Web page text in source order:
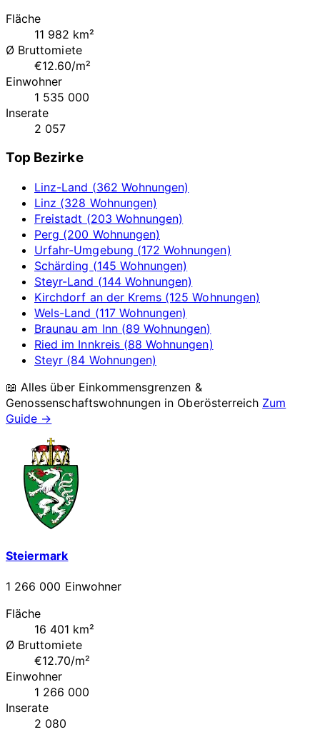
Fläche
11 982 km²
Ø Bruttomiete
€12.60/m²
Einwohner
1 535 000
Inserate
2 057
Top Bezirke
Linz-Land (362 Wohnungen)
Linz (328 Wohnungen)
Freistadt (203 Wohnungen)
Perg (200 Wohnungen)
Urfahr-Umgebung (172 Wohnungen)
Schärding (145 Wohnungen)
Steyr-Land (144 Wohnungen)
Kirchdorf an der Krems (125 Wohnungen)
Wels-Land (117 Wohnungen)
Braunau am Inn (89 Wohnungen)
Ried im Innkreis (88 Wohnungen)
Steyr (84 Wohnungen)
📖 Alles über Einkommensgrenzen &
Genossenschaftswohnungen in Oberösterreich Zum
Guide →
Steiermark
1 266 000 Einwohner
Fläche
16 401 km²
Ø Bruttomiete
€12.70/m²
Einwohner
1 266 000
Inserate
2 080